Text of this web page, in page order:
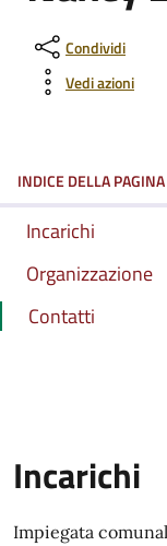
Condividi
Vedi azioni
INDICE DELLA PAGINA
Incarichi
Organizzazione
Contatti
Incarichi
Impiegata